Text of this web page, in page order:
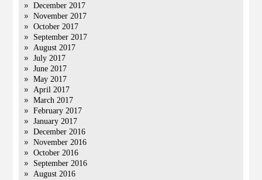
December 2017
November 2017
October 2017
September 2017
August 2017
July 2017
June 2017
May 2017
April 2017
March 2017
February 2017
January 2017
December 2016
November 2016
October 2016
September 2016
August 2016